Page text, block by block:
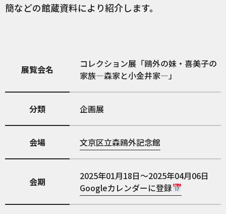
簡などの館蔵資料により紹介します。
展覧会名
コレクション展「鴎外の妹・喜美子の
家族―森家と小金井家―」
分類 企画展
会場 文京区立森鴎外記念館
会期
2025年01月18日～2025年04月06日
Googleカレンダーに登録